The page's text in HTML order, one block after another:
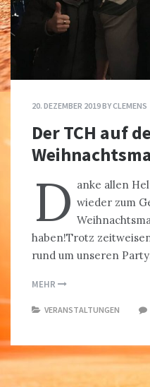
20. DEZEMBER 2019BYCLEMENS
Der TCH auf
D anke allen
wieder zum
haben!Trotz
rund um unseren
MEHR
VERANSTALTUNGEN